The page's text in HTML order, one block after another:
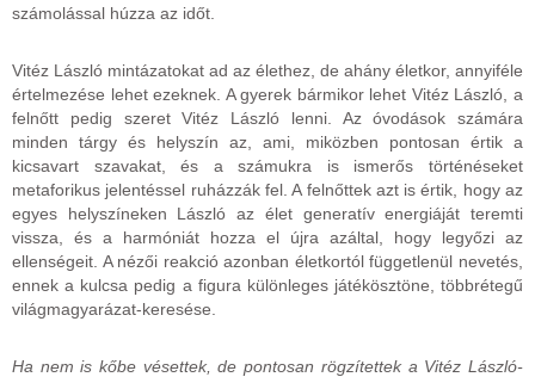
számolással húzza az időt.
Vitéz László mintázatokat ad az élethez, de ahány életkor, annyiféle
értelmezése lehet ezeknek. A gyerek bármikor lehet Vitéz László, a
felnőtt pedig szeret Vitéz László lenni. Az óvodások számára
minden tárgy és helyszín az, ami, miközben pontosan értik a
kicsavart szavakat, és a számukra is ismerős történéseket
metaforikus jelentéssel ruházzák fel. A felnőttek azt is értik, hogy az
egyes helyszíneken László az élet generatív energiáját teremti
vissza, és a harmóniát hozza el újra azáltal, hogy legyőzi az
ellenségeit. A nézői reakció azonban életkortól függetlenül nevetés,
ennek a kulcsa pedig a figura különleges játékösztöne, többrétegű
világmagyarázat-keresése.
Ha nem is kőbe vésettek, de pontosan rögzítettek a Vitéz László-